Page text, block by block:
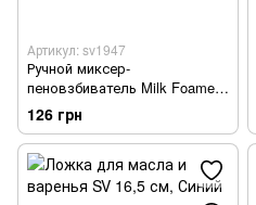
Артикул: sv1947
Ручной миксер-
пеновзбиватель Milk Foamer
Hongxin для сливок и молока
21 см Черный (sv1947)
126 грн